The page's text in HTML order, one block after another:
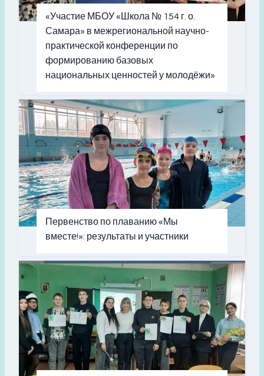
«Участие МБОУ «Школа № 154 г. о.
Самара» в межрегиональной научно-
практической конференции по
формированию базовых
национальных ценностей у молодёжи»
Первенство по плаванию «Мы
вместе!»: результаты и участники